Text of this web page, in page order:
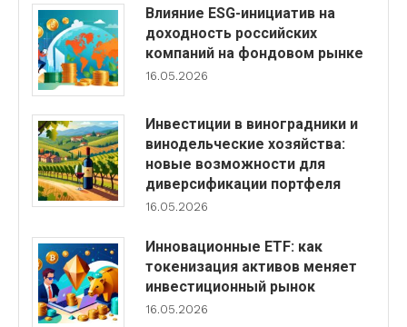
Влияние ESG-инициатив на
доходность российских
компаний на фондовом рынке
16.05.2026
Инвестиции в виноградники и
винодельческие хозяйства:
новые возможности для
диверсификации портфеля
16.05.2026
Инновационные ETF: как
токенизация активов меняет
инвестиционный рынок
16.05.2026